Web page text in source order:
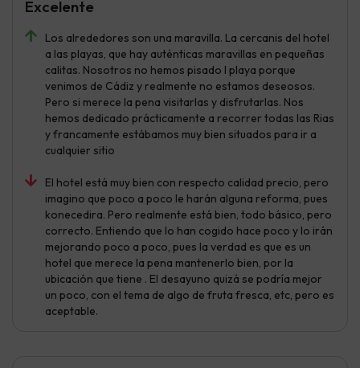
Los alrededores son una maravilla. La cercanis del hotel
a las playas, que hay auténticas maravillas en pequeñas
calitas. Nosotros no hemos pisado l playa porque
venimos de Cádiz y realmente no estamos deseosos.
Pero si merece la pena visitarlas y disfrutarlas. Nos
hemos dedicado prácticamente a recorrer todas las Rias
y francamente estábamos muy bien situados para ir a
cualquier sitio
El hotel está muy bien con respecto calidad precio, pero
imagino que poco a poco le harán alguna reforma, pues
konecedira. Pero realmente está bien, todo básico, pero
correcto. Entiendo que lo han cogido hace poco y lo irán
mejorando poco a poco, pues la verdad es que es un
hotel que merece la pena mantenerlo bien, por la
ubicación que tiene . El desayuno quizá se podría mejor
un poco, con el tema de algo de fruta fresca, etc, pero es
aceptable.
Excelente